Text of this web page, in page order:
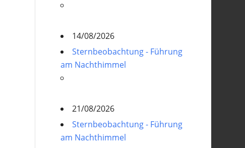
14/08/2026
Sternbeobachtung - Führung
am Nachthimmel
21/08/2026
Sternbeobachtung - Führung
am Nachthimmel